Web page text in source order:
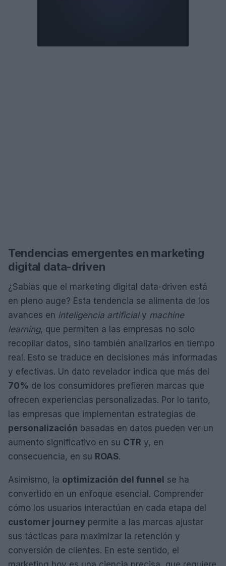
Tendencias emergentes en marketing
digital data-driven
¿Sabías que el marketing digital data-driven está
en pleno auge? Esta tendencia se alimenta de los
avances en inteligencia artificialy machine
learning, que permiten a las empresas no solo
recopilar datos, sino también analizarlos en tiempo
real. Esto se traduce en decisiones más informadas
y efectivas. Un dato revelador indica que más del
70% de los consumidores prefieren marcas que
ofrecen experiencias personalizadas. Por lo tanto,
las empresas que implementan estrategias de
personalización basadas en datos pueden ver un
aumento significativo en su CTR y, en
consecuencia, en su ROAS.
Asimismo, la optimización del funnel se ha
convertido en un enfoque esencial. Comprender
cómo los usuarios interactúan en cada etapa del
customer journey permite a las marcas ajustar
sus tácticas para maximizar la retención y
conversión de clientes. En este sentido, el